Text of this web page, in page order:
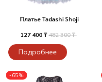
Платье Tadashi Shoji
127 400 ₸ 482 300 ₸
Подробнее
-65%